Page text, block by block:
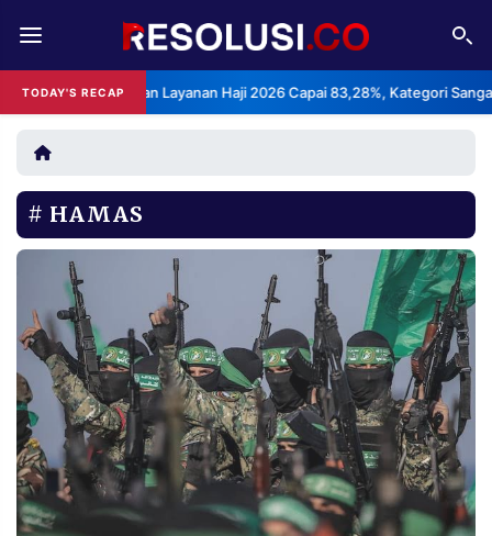
TODAY'S RECAP
Kepuasan Layanan Haji 2026 Capai 83,28%, Kategori Sangat
REDAKSI TENTANG
RESOLUSI IKLAN
RUBRIKASI
EDITORIAL AKSARA
FINANSIA PERSONA
DAERAH NASIONAL
MANCA SPORT
INFORMASI
PRIVACY
POLICY
BERITA
WARGA
HAMAS